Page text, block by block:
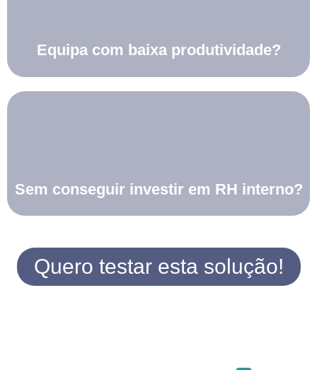
Equipa com baixa produtividade?
Sem conseguir investir em RH interno?
Quero testar esta solução!